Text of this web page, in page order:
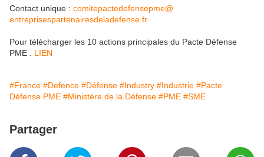
Contact unique : comitepactedefensepme@
entreprisespartenairesdeladefense.fr
Pour télécharger les 10 actions principales du Pacte Défense
PME : LIEN
#France #Defence #Défense #Industry #Industrie #Pacte
Défense PME #Ministère de la Défense #PME #SME
Partager